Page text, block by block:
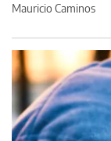
Mauricio Caminos